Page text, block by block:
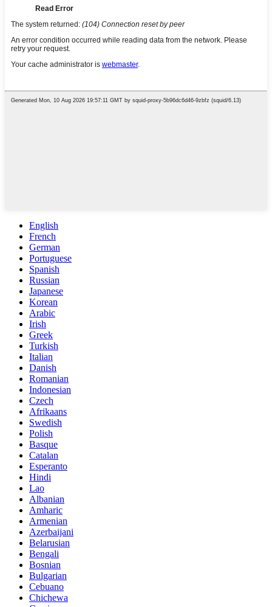
English
French
German
Portuguese
Spanish
Russian
Japanese
Korean
Arabic
Irish
Greek
Turkish
Italian
Danish
Romanian
Indonesian
Czech
Afrikaans
Swedish
Polish
Basque
Catalan
Esperanto
Hindi
Lao
Albanian
Amharic
Armenian
Azerbaijani
Belarusian
Bengali
Bosnian
Bulgarian
Cebuano
Chichewa